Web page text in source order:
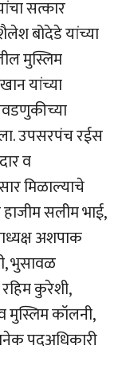
सत्कार
बोदेडे यांच्या
मुस्लिम
यांच्या
उपसरपंच रईस
व
मिळाल्याचे
सलीम भाई,
अशपाक
भुसावळ
कुरेशी,
मुस्लिम कॉलनी,
पदअधिकारी